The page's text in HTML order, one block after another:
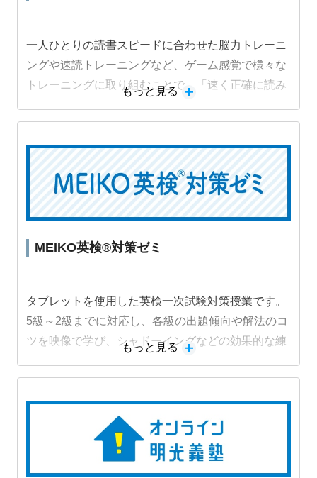
一人ひとりの読書スピードに合わせた脳力トレーニ
ングや速読トレーニングなど、ゲーム感覚で様々な
トレーニングに取り組むことで、「速く正確に読み
もっと見る
MEIKO英検®対策ゼミ
タブレットを使用した英検一次試験対策授業です。
5級～2級までに対応し、各級の出題傾向や解法のコ
ツを映像で学び、シャドーイングなどの効果的な練
もっと見る